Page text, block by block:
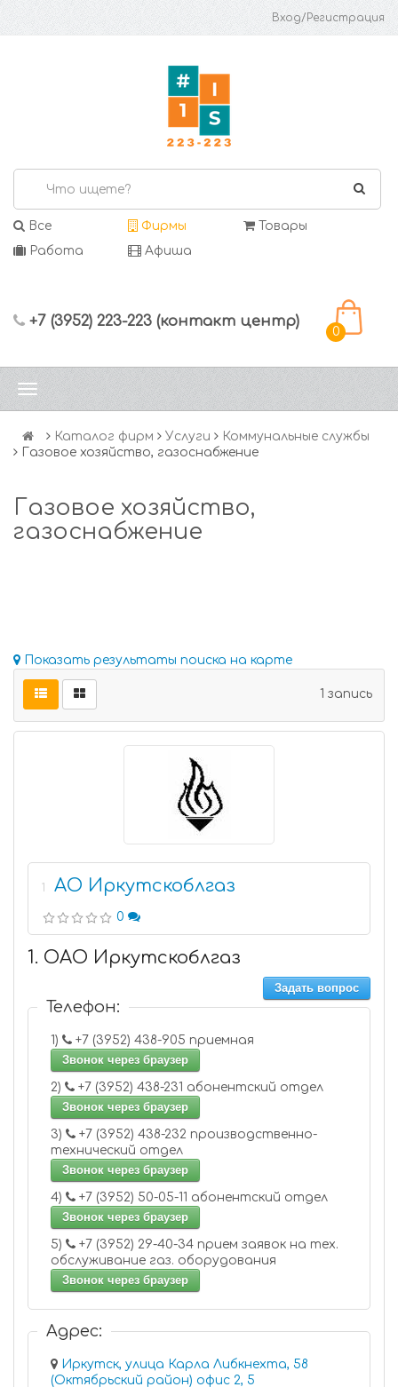
Вход/Регистрация
Все Фирмы
Товары
Работа
Афиша
+7 (3952) 223-223 (контакт центр)
0
Каталог фирм Услуги
Коммунальные службы
Газовое хозяйство, газоснабжение
Газовое хозяйство,
газоснабжение
Показать результаты поиска на карте
1 запись
1 АО Иркутскоблгаз
0
1. ОАО Иркутскоблгаз
Задать вопрос
Телефон:
1)
+7 (3952) 438-905 приемная
Звонок через браузер
2)
+7 (3952) 438-231 абонентский отдел
Звонок через браузер
3)
технический отдел
Звонок через браузер
4)
+7 (3952) 50-05-11 абонентский отдел
Звонок через браузер
5)
обслуживание газ. оборудования
Звонок через браузер
Адрес:
Иркутск, улица Карла Либкнехта, 58
(Октябрьский район) офис 2, 5